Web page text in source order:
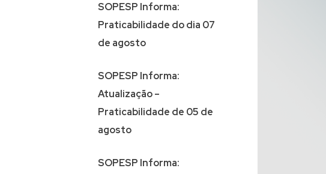
SOPESP Informa:
Praticabilidade do dia 07
de agosto
SOPESP Informa:
Atualização –
Praticabilidade de 05 de
agosto
SOPESP Informa: